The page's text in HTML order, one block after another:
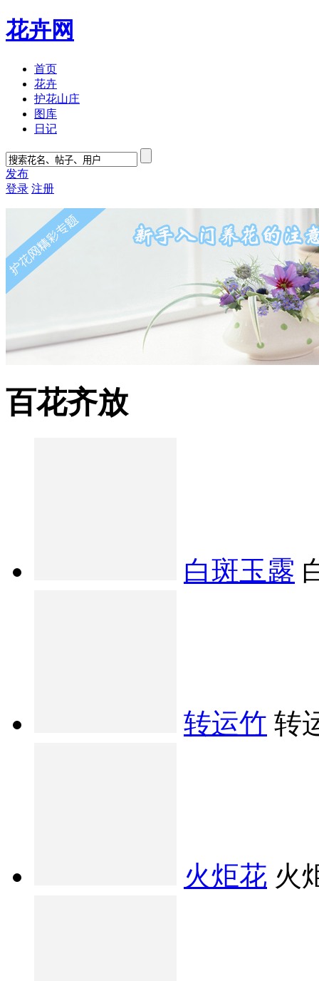
花卉网
首页
花卉
护花山庄
图库
日记
发布
登录 注册
百花齐放
白斑玉露
转运竹 转
火炬花 火